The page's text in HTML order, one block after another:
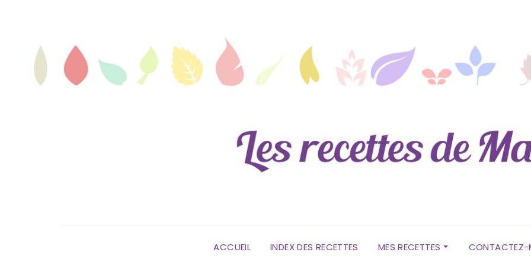
ACCUEIL INDEX DES RECETTES MES RECETTES CONTACTEZ-